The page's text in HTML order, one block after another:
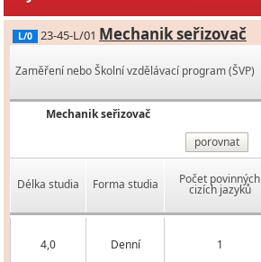
L/0 23-45-L/01 Mechanik seřizovač
Zaměření nebo Školní vzdělávací program (ŠVP)
Mechanik seřizovač
porovnat
Délka studia Forma studia Počet povinných
cizích jazyků
4,0 Denní 1